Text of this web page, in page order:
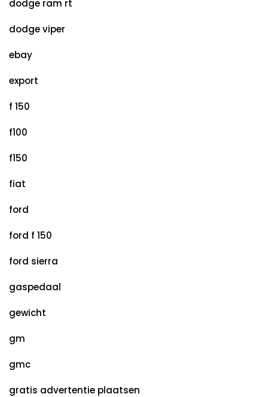
dodge ram rt
dodge viper
ebay
export
f 150
f100
f150
fiat
ford
ford f 150
ford sierra
gaspedaal
gewicht
gm
gmc
gratis advertentie plaatsen